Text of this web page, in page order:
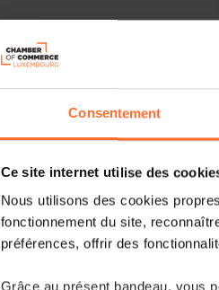
Consentement
Ce site internet utilise des
Nous utilisons des cookies
fonctionnement du site,
préférences, offrir des
Grâce au présent bandeau, vous